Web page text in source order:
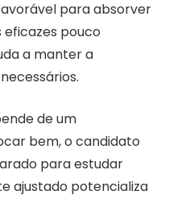
para absorver
eficazes pouco
a manter a
de um
bem, o candidato
para estudar
ajustado potencializa